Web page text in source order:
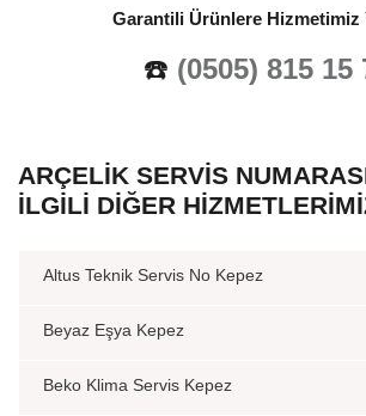
Garantili Ürünlere Hizmetimiz
☎️ (0505) 815 15
ARÇELIK SERVIS
İLGILI DIĞER
Altus Teknik Servis No Kepez
Beyaz Eşya Kepez
Beko Klima Servis Kepez